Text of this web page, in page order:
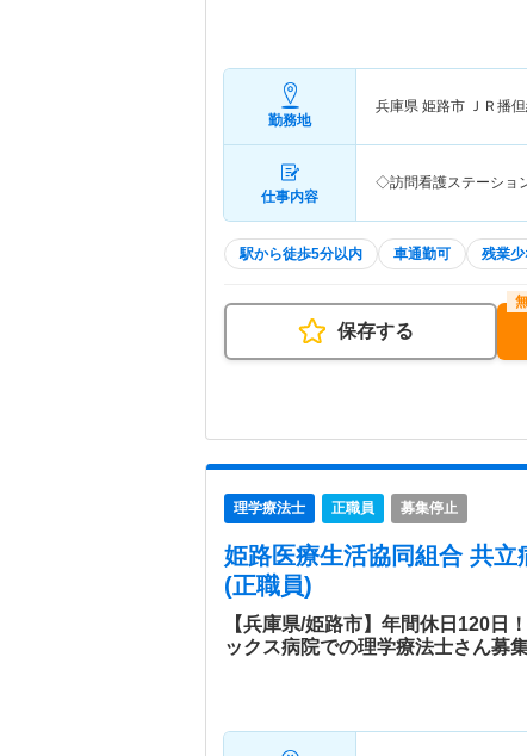
勤務地
兵庫県 姫路市 ＪＲ播
仕事内容
◇訪問看護ステーショ
駅から徒歩5分以内 車通勤可 残業
保存する
理学療法士 正職員 募集停止
姫路医療生活協同組合 共立
(正職員)
【兵庫県/姫路市】年間休日120日
ックス病院での理学療法士さん募